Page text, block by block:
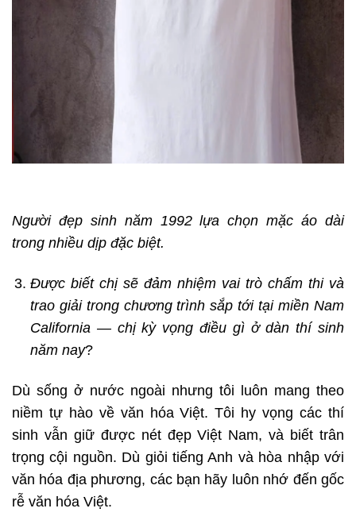
Người đẹp sinh năm 1992 lựa chọn mặc áo dài
trong nhiều dịp đặc biệt.
Được biết chị sẽ đảm nhiệm vai trò chấm thi và
trao giải trong chương trình sắp tới tại miền Nam
California — chị kỳ vọng điều gì ở dàn thí sinh
năm nay?
Dù sống ở nước ngoài nhưng tôi luôn mang theo
niềm tự hào về văn hóa Việt. Tôi hy vọng các thí
sinh vẫn giữ được nét đẹp Việt Nam, và biết trân
trọng cội nguồn. Dù giỏi tiếng Anh và hòa nhập với
văn hóa địa phương, các bạn hãy luôn nhớ đến gốc
rễ văn hóa Việt.